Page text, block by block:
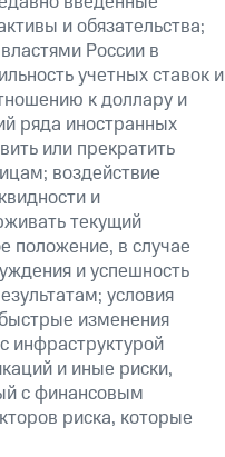
и обязательства;
России в
учетных ставок и
к доллару и
ряда иностранных
или прекратить
воздействие
и
текущий
положение, в случае
и успешность
условия
изменения
инфраструктурой
и иные риски,
с финансовым
риска, которые